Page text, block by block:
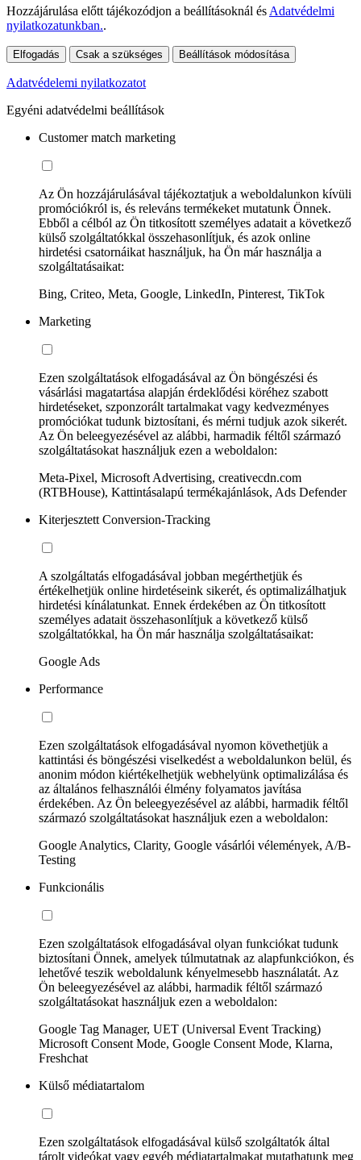
Hozzájárulása előtt tájékozódjon a beállításoknál és Adatvédelmi
nyilatkozatunkban..
Elfogadás Csak a szükséges Beállítások módosítása
Adatvédelemi nyilatkozatot
Egyéni adatvédelmi beállítások
Customer match marketing
Az Ön hozzájárulásával tájékoztatjuk a weboldalunkon kívüli
promóciókról is, és releváns termékeket mutatunk Önnek.
Ebből a célból az Ön titkosított személyes adatait a következő
külső szolgáltatókkal összehasonlítjuk, és azok online
hirdetési csatornáikat használjuk, ha Ön már használja a
szolgáltatásaikat:
Bing, Criteo, Meta, Google, LinkedIn, Pinterest, TikTok
Marketing
Ezen szolgáltatások elfogadásával az Ön böngészési és
vásárlási magatartása alapján érdeklődési köréhez szabott
hirdetéseket, szponzorált tartalmakat vagy kedvezményes
promóciókat tudunk biztosítani, és mérni tudjuk azok sikerét.
Az Ön beleegyezésével az alábbi, harmadik féltől származó
szolgáltatásokat használjuk ezen a weboldalon:
Meta-Pixel, Microsoft Advertising, creativecdn.com
(RTBHouse), Kattintásalapú termékajánlások, Ads Defender
Kiterjesztett Conversion-Tracking
A szolgáltatás elfogadásával jobban megérthetjük és
értékelhetjük online hirdetéseink sikerét, és optimalizálhatjuk
hirdetési kínálatunkat. Ennek érdekében az Ön titkosított
személyes adatait összehasonlítjuk a következő külső
szolgáltatókkal, ha Ön már használja szolgáltatásaikat:
Google Ads
Performance
Ezen szolgáltatások elfogadásával nyomon követhetjük a
kattintási és böngészési viselkedést a weboldalunkon belül, és
anonim módon kiértékelhetjük webhelyünk optimalizálása és
az általános felhasználói élmény folyamatos javítása
érdekében. Az Ön beleegyezésével az alábbi, harmadik féltől
származó szolgáltatásokat használjuk ezen a weboldalon:
Google Analytics, Clarity, Google vásárlói vélemények, A/B-
Testing
Funkcionális
Ezen szolgáltatások elfogadásával olyan funkciókat tudunk
biztosítani Önnek, amelyek túlmutatnak az alapfunkciókon, és
lehetővé teszik weboldalunk kényelmesebb használatát. Az
Ön beleegyezésével az alábbi, harmadik féltől származó
szolgáltatásokat használjuk ezen a weboldalon:
Google Tag Manager, UET (Universal Event Tracking)
Microsoft Consent Mode, Google Consent Mode, Klarna,
Freshchat
Külső médiatartalom
Ezen szolgáltatások elfogadásával külső szolgáltatók által
tárolt videókat vagy egyéb médiatartalmakat mutathatunk meg